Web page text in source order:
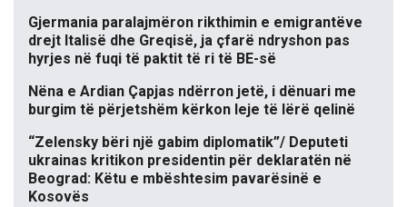
Gjermania paralajmëron rikthimin e emigrantëve
drejt Italisë dhe Greqisë, ja çfarë ndryshon pas
hyrjes në fuqi të paktit të ri të BE-së
Nëna e Ardian Çapjas ndërron jetë, i dënuari me
burgim të përjetshëm kërkon leje të lërë qelinë
“Zelensky bëri një gabim diplomatik”/ Deputeti
ukrainas kritikon presidentin për deklaratën në
Beograd: Këtu e mbështesim pavarësinë e
Kosovës